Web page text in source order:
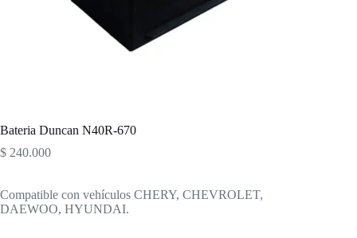
Bateria Duncan N40R-670
$ 240.000
Compatible con vehículos CHERY, CHEVROLET,
DAEWOO, HYUNDAI.